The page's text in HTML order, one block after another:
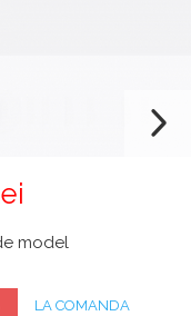
model
LA COMANDA